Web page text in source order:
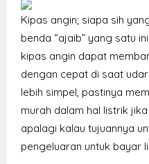
Kipas angin; siapa sih
benda “ajaib” yang satu
kipas angin dapat
dengan cepat di saat
lebih simpel, pastinya
murah dalam hal listrik
apalagi kalau tujuannya
pengeluaran untuk bayar